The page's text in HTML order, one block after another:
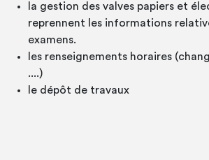
la gestion des valves papiers et
reprennent les informations
examens.
les renseignements horaires
....)
le dépôt de travaux